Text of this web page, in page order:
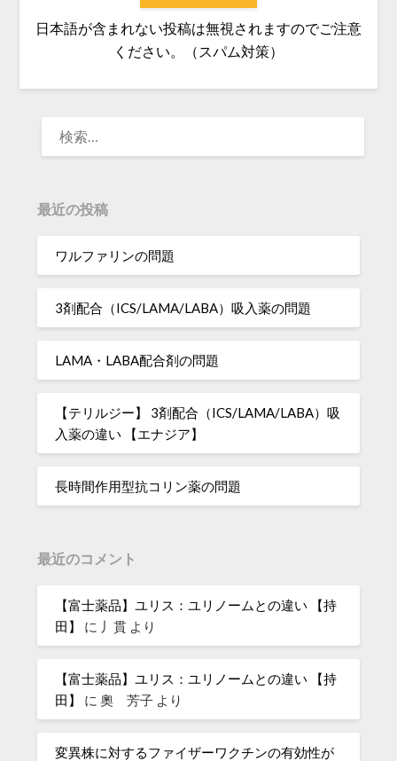
日本語が含まれない投稿は無視されますのでご注意
ください。（スパム対策）
最近の投稿
ワルファリンの問題
3剤配合（ICS/LAMA/LABA）吸入薬の問題
LAMA・LABA配合剤の問題
【テリルジー】 3剤配合（ICS/LAMA/LABA）吸
入薬の違い 【エナジア】
長時間作用型抗コリン薬の問題
最近のコメント
【富士薬品】ユリス：ユリノームとの違い 【持
田】
に 丿貫 より
【富士薬品】ユリス：ユリノームとの違い 【持
田】
に奧 芳子 より
変異株に対するファイザーワクチンの有効性が